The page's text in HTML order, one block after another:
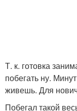
Т. к. готовка
побегать ну.
живешь. Для
Побегал такой